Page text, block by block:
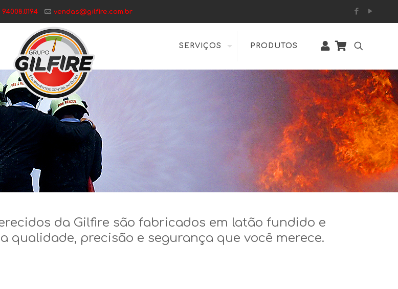
94008.0194 vendas@gilfire.com.br
SERVIÇOS PRODUTOS
da Gilfire são fabricados em latão fundido e
qualidade, precisão e segurança que você merece.